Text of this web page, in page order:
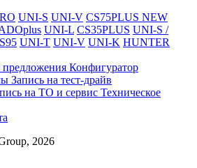
UNI-S UNI-V CS75PLUS NEW
UNI-L CS35PLUS UNI-S /
UNI-T UNI-V UNI-K HUNTER
Конфигуратор
Запись на тест-драйв
на ТО и сервис Техническое
2026